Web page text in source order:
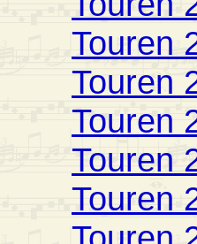
Touren
Touren
Touren
Touren
Touren